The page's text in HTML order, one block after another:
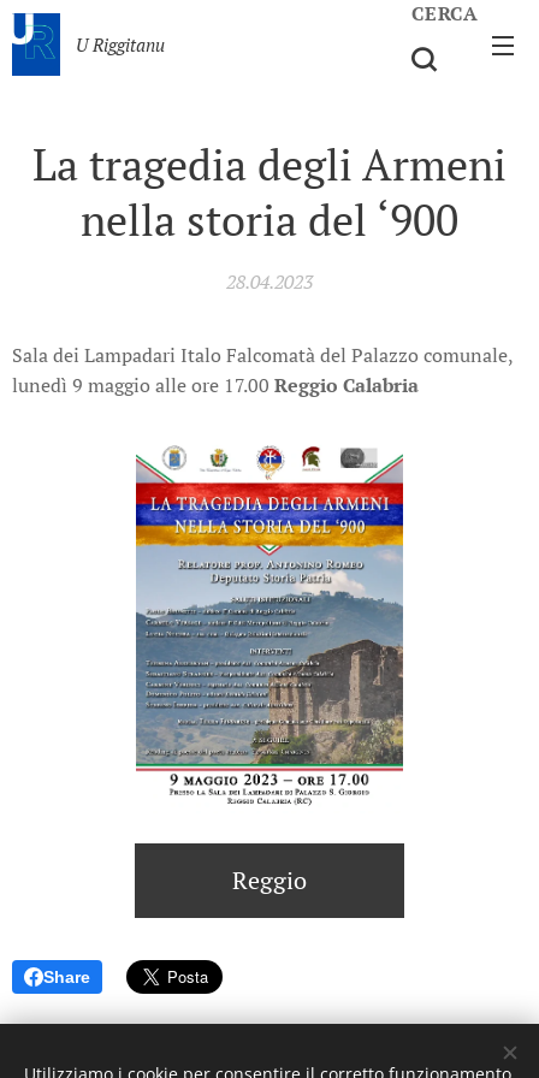
U Riggitanu
CERCA
La tragedia degli Armeni
nella storia del ‘900
28.04.2023
Sala dei Lampadari Italo Falcomatà del Palazzo comunale,
lunedì 9 maggio alle ore 17.00 Reggio Calabria
Reggio
Share